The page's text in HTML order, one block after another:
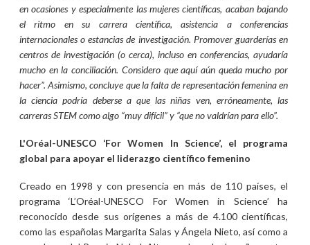
en ocasiones y especialmente las mujeres científicas, acaban bajando
el ritmo en su carrera científica, asistencia a conferencias
internacionales o estancias de investigación. Promover guarderías en
centros de investigación (o cerca), incluso en conferencias, ayudaría
mucho en la conciliación. Considero que aquí aún queda mucho por
hacer”. Asimismo, concluye que la falta de representación femenina en
la ciencia podría deberse a que las niñas ven, erróneamente, las
carreras STEM como algo “muy difícil” y “que no valdrían para ello”.
L'Oréal-UNESCO ‘For Women In Science’, el programa
global para apoyar el liderazgo científico femenino
Creado en 1998 y con presencia en más de 110 países, el
programa ‘L’Oréal-UNESCO For Women in Science’ ha
reconocido desde sus orígenes a más de 4.100 científicas,
como las españolas Margarita Salas y Ángela Nieto, así como a